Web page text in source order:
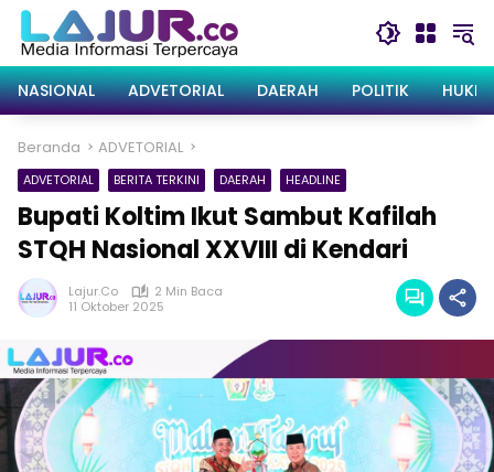
Langsung
konten
NASIONAL
ADVETORIAL DAERAH POLITIK
Beranda ADVETORIAL
ADVETORIAL BERITA TERKINI DAERAH HEADLINE
Bupati Koltim Ikut Sambut Kafilah
STQH Nasional XXVIII di Kendari
Lajur.co
2 Min Baca
11 Oktober 2025